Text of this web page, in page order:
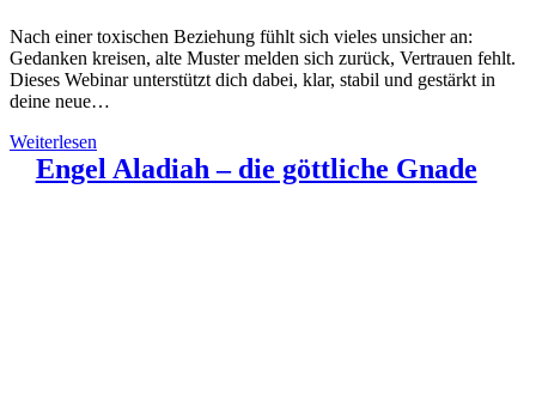
Nach einer toxischen Beziehung fühlt sich vieles unsicher an:
Gedanken kreisen, alte Muster melden sich zurück, Vertrauen fehlt.
Dieses Webinar unterstützt dich dabei, klar, stabil und gestärkt in
deine neue…
Weiterlesen
Engel Aladiah – die göttliche Gnade